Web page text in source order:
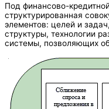
Под финансово-
структурированная
элементов: целей и
структуры, технологии
системы, позволяющих